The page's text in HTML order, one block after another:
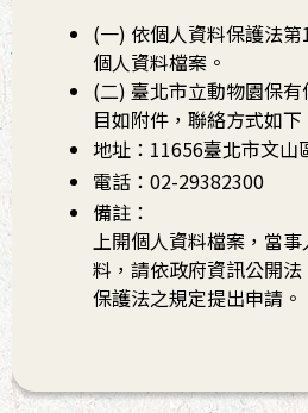
(一) 依個人資料保護法
個人資料檔案。
(二) 臺北市立動物園保
目如附件，聯絡方式如下
地址：11656臺北市文山
電話：02-29382300
備註：
上開個人資料檔案，當
料，請依政府資訊公開
保護法之規定提出申請。